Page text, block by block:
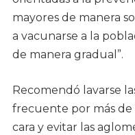
mayores de manera
a vacunarse a la
de manera gradual”.
Recomendó lavarse
frecuente por más de
cara y evitar las